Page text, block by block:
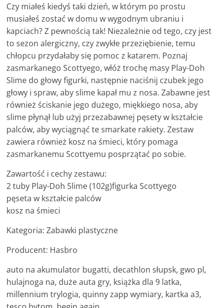
Czy miałeś kiedyś taki dzień, w którym po prostu
musiałeś zostać w domu w wygodnym ubraniu i
kapciach? Z pewnością tak! Niezależnie od tego, czy jest
to sezon alergiczny, czy zwykłe przeziębienie, temu
chłopcu przydałaby się pomoc z katarem. Poznaj
zasmarkanego Scottyego, włóż trochę masy Play-Doh
Slime do głowy figurki, następnie naciśnij czubek jego
głowy i spraw, aby slime kapał mu z nosa. Zabawne jest
również ściskanie jego dużego, miękkiego nosa, aby
slime płynął lub użyj przezabawnej pęsety w kształcie
palców, aby wyciągnąć te smarkate rakiety. Zestaw
zawiera również kosz na śmieci, który pomaga
zasmarkanemu Scottyemu posprzątać po sobie.
Zawartość i cechy zestawu:
2 tuby Play-Doh Slime (102g)figurka Scottyego
pęseta w kształcie palców
kosz na śmieci
Kategoria: Zabawki plastyczne
Producent: Hasbro
auto na akumulator bugatti, decathlon słupsk, gwo pl,
hulajnoga na, duże auta gry, książka dla 9 latka,
millennium trylogia, quinny zapp wymiary, kartka a3,